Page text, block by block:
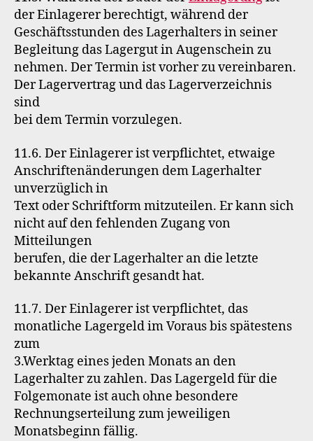
der Einlagerer berechtigt, während der
Geschäftsstunden des Lagerhalters in seiner
Begleitung das Lagergut in Augenschein zu
nehmen. Der Termin ist vorher zu vereinbaren.
Der Lagervertrag und das Lagerverzeichnis
sind
bei dem Termin vorzulegen.
11.6. Der Einlagerer ist verpflichtet, etwaige
Anschriftenänderungen dem Lagerhalter
unverzüglich in
Text oder Schriftform mitzuteilen. Er kann sich
nicht auf den fehlenden Zugang von
Mitteilungen
berufen, die der Lagerhalter an die letzte
bekannte Anschrift gesandt hat.
11.7. Der Einlagerer ist verpflichtet, das
monatliche Lagergeld im Voraus bis spätestens
zum
3.Werktag eines jeden Monats an den
Lagerhalter zu zahlen. Das Lagergeld für die
Folgemonate ist auch ohne besondere
Rechnungserteilung zum jeweiligen
Monatsbeginn fällig.